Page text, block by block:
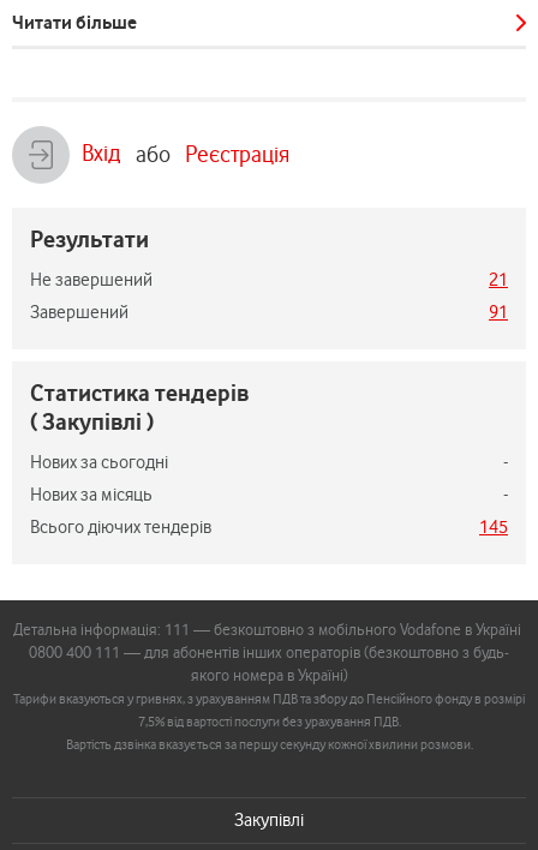
Читати більше
Вхід або Реєстрація
Результати
Не завершений
21
Завершений
91
Статистика тендерів
( Закупівлі )
Нових за сьогодні
-
Нових за місяць
-
Всього діючих тендерів
145
Детальна інформація: 111 — безкоштовно з мобільного Vodafone в Україні
0800 400 111 — для абонентів інших операторів (безкоштовно з будь-
якого номера в Україні)
Тарифи вказуються у гривнях, з урахуванням ПДВ та збору до Пенсійного фонду в розмірі
7,5% від вартості послуги без урахування ПДВ.
Вартість дзвінка вказується за першу секунду кожної хвилини розмови.
Закупівлі